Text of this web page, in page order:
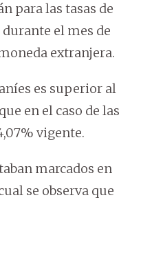
para las tasas de
el mes de
extranjera.
es superior al
en el caso de las
vigente.
marcados en
se observa que